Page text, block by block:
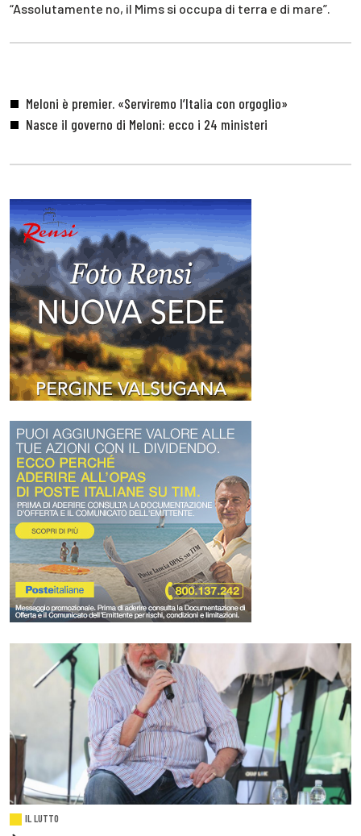
“Assolutamente no, il Mims si occupa di terra e di mare”.
Meloni è premier. «Serviremo l’Italia con orgoglio»
Nasce il governo di Meloni: ecco i 24 ministeri
IL LUTTO